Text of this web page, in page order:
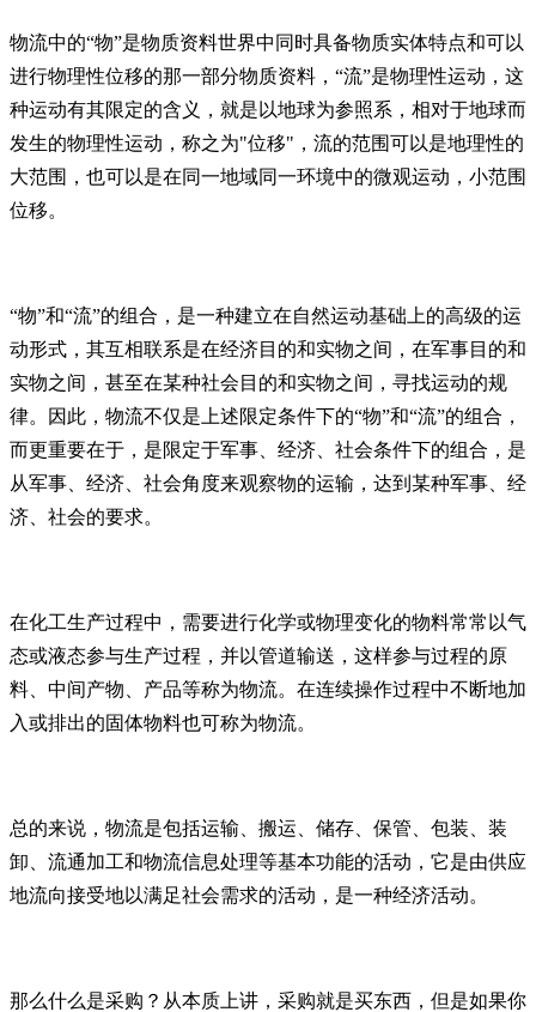
物流中的“物”是物质资料世界中同时具备物质实体特点和可以
进行物理性位移的那一部分物质资料，“流”是物理性运动，这
种运动有其限定的含义，就是以地球为参照系，相对于地球而
发生的物理性运动，称之为"位移"，流的范围可以是地理性的
大范围，也可以是在同一地域同一环境中的微观运动，小范围
位移。
“物”和“流”的组合，是一种建立在自然运动基础上的高级的运
动形式，其互相联系是在经济目的和实物之间，在军事目的和
实物之间，甚至在某种社会目的和实物之间，寻找运动的规
律。因此，物流不仅是上述限定条件下的“物”和“流”的组合，
而更重要在于，是限定于军事、经济、社会条件下的组合，是
从军事、经济、社会角度来观察物的运输，达到某种军事、经
济、社会的要求。
在化工生产过程中，需要进行化学或物理变化的物料常常以气
态或液态参与生产过程，并以管道输送，这样参与过程的原
料、中间产物、产品等称为物流。在连续操作过程中不断地加
入或排出的固体物料也可称为物流。
总的来说，物流是包括运输、搬运、储存、保管、包装、装
卸、流通加工和物流信息处理等基本功能的活动，它是由供应
地流向接受地以满足社会需求的活动，是一种经济活动。
那么什么是采购？从本质上讲，采购就是买东西，但是如果你